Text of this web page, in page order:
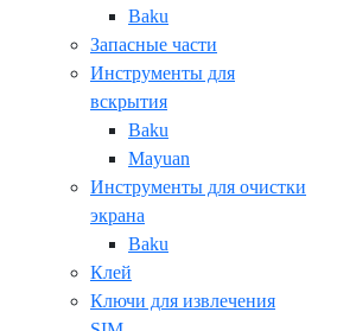
Baku
Запасные части
Инструменты для
вскрытия
Baku
Mayuan
Инструменты для очистки
экрана
Baku
Клей
Ключи для извлечения